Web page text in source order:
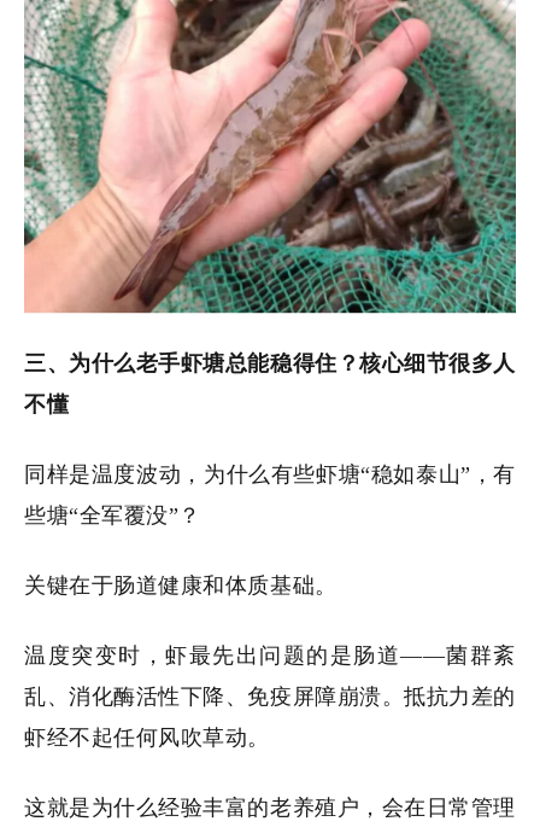
三、为什么老手虾塘总能稳得住？核心细节很多人
不懂
同样是温度波动，为什么有些虾塘“稳如泰山”，有
些塘“全军覆没”？
关键在于肠道健康和体质基础。
温度突变时，虾最先出问题的是肠道——菌群紊
乱、消化酶活性下降、免疫屏障崩溃。抵抗力差的
虾经不起任何风吹草动。
这就是为什么经验丰富的老养殖户，会在日常管理